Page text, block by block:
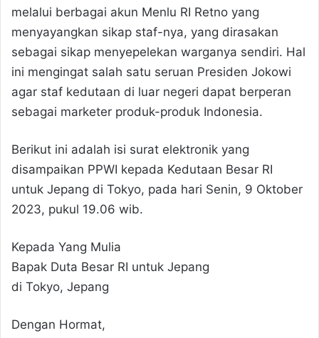
melalui berbagai akun Menlu RI Retno yang
menyayangkan sikap staf-nya, yang dirasakan
sebagai sikap menyepelekan warganya sendiri. Hal
ini mengingat salah satu seruan Presiden Jokowi
agar staf kedutaan di luar negeri dapat berperan
sebagai marketer produk-produk Indonesia.
Berikut ini adalah isi surat elektronik yang
disampaikan PPWI kepada Kedutaan Besar RI
untuk Jepang di Tokyo, pada hari Senin, 9 Oktober
2023, pukul 19.06 wib.
Kepada Yang Mulia
Bapak Duta Besar RI untuk Jepang
di Tokyo, Jepang
Dengan Hormat,